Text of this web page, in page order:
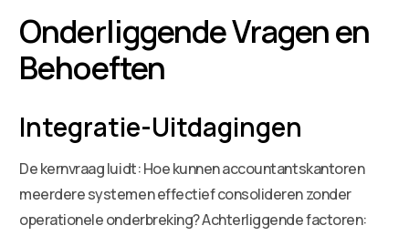
Onderliggende Vragen en
Behoeften
Integratie-Uitdagingen
De kernvraag luidt: Hoe kunnen accountantskantoren
meerdere systemen effectief consolideren zonder
operationele onderbreking? Achterliggende factoren: